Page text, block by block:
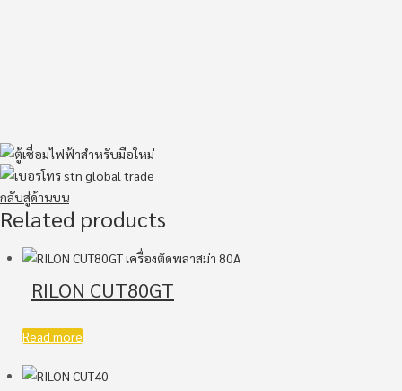
กลับสู่ด้านบน
Related products
RILON CUT80GT
Read more